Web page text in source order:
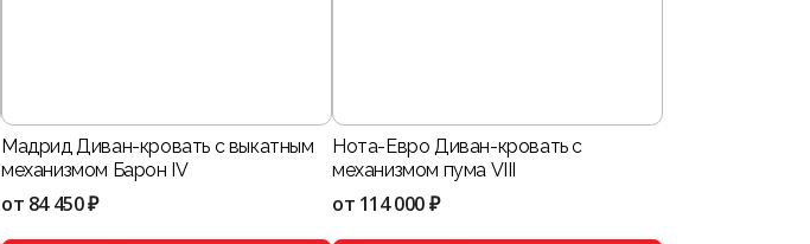
Мадрид Диван-кровать с выкатным
механизмом Барон IV
от 84 450 ₽
Нота-Евро Диван-кровать с
механизмом пума VIII
от 114 000 ₽